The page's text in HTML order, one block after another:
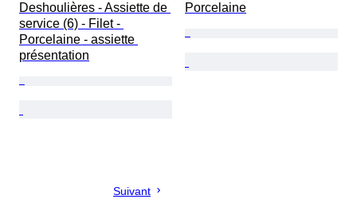
Deshoulières - Assiette de
service (6) - Filet -
Porcelaine - assiette
présentation
Porcelaine
Suivant